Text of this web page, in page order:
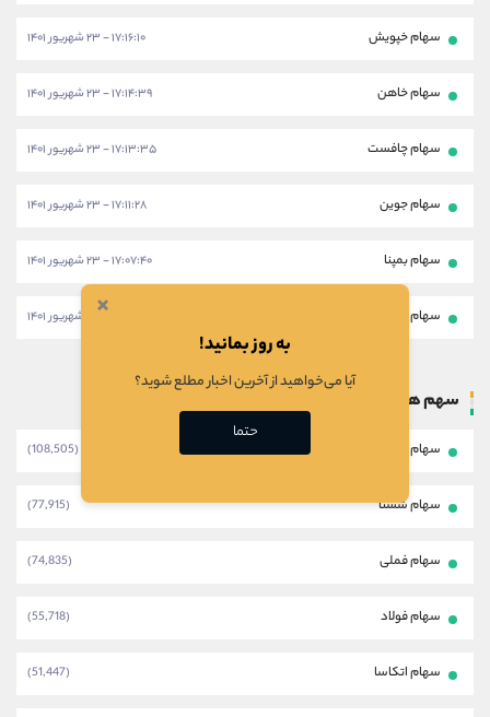
سهام خپویش ۱۷:۱۶:۱۰ - ۲۳ شهریور ۱۴۰۱
سهام خاهن ۱۷:۱۴:۳۹ - ۲۳ شهریور ۱۴۰۱
سهام چافست ۱۷:۱۳:۳۵ - ۲۳ شهریور ۱۴۰۱
سهام جوین ۱۷:۱۱:۲۸ - ۲۳ شهریور ۱۴۰۱
سهام بمپنا ۱۷:۰۷:۴۰ - ۲۳ شهریور ۱۴۰۱
سهام خودرو
سهم های پر بازدید
سهام بتک (108,505)
سهام شستا (77,915)
سهام فملی (74,835)
سهام فولاد (55,718)
سهام اتکاسا (51,447)
×
به روز بمانید!
آیا می‌خواهید از آخرین اخبار مطلع شوید؟
حتما